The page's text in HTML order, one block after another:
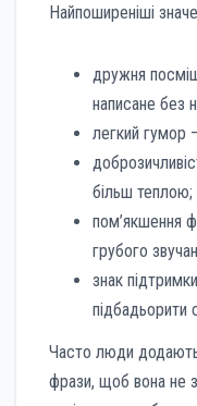
Найпоширеніші
дружня
написане без
легкий гумор
більш теплою;
пом’якшення
грубого
знак
підбадьорити
Часто люди додають
фрази, щоб вона не